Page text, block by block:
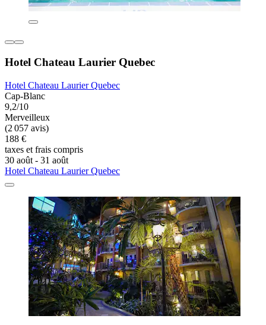
Hotel Chateau Laurier Quebec
Hotel Chateau Laurier Quebec
Cap-Blanc
9,2/10
Merveilleux
(2 057 avis)
188 €
taxes et frais compris
30 août - 31 août
Hotel Chateau Laurier Quebec